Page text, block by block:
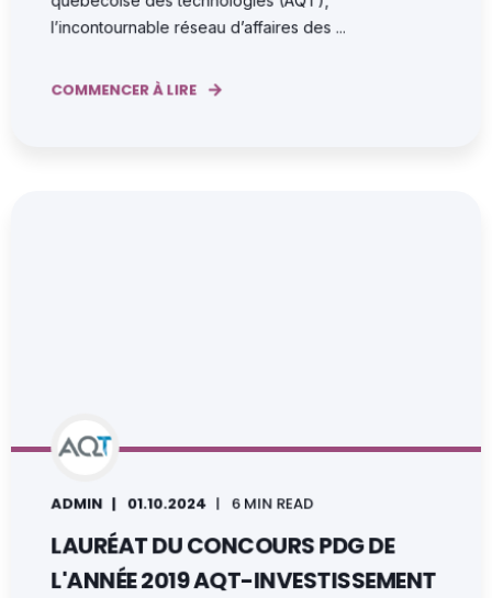
l’incontournable réseau d’affaires des ...
COMMENCER À LIRE
ADMIN 01.10.2024 6 MIN READ
LAURÉAT DU CONCOURS PDG DE
L'ANNÉE 2019 AQT-INVESTISSEMENT